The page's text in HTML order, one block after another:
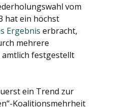
vom
hat ein höchst
Ergebnis erbracht,
mehrere
festgestellt
ein Trend zur
Koalitionsmehrheit